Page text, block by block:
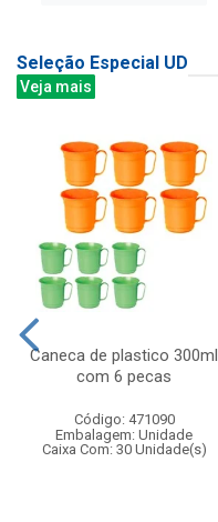
Seleção Especial UD
Veja mais
Caneca de plastico 300ml
com 6 pecas
Código: 471090
Embalagem: Unidade
Caixa Com: 30 Unidade(s)